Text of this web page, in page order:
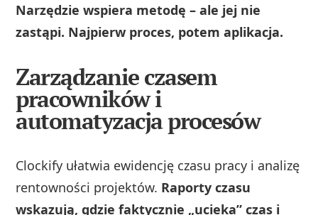
Narzędzie wspiera metodę – ale jej nie
zastąpi. Najpierw proces, potem aplikacja.
Zarządzanie czasem
pracowników i
automatyzacja procesów
Clockify ułatwia ewidencję czasu pracy i analizę
rentowności projektów. Raporty czasu
wskazują, gdzie faktycznie „ucieka” czas i